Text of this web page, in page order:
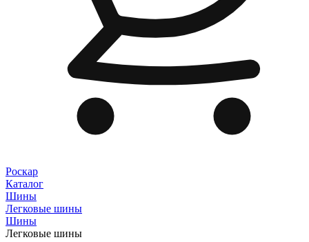
Роскар
Каталог
Шины
Легковые шины
Шины
Легковые шины